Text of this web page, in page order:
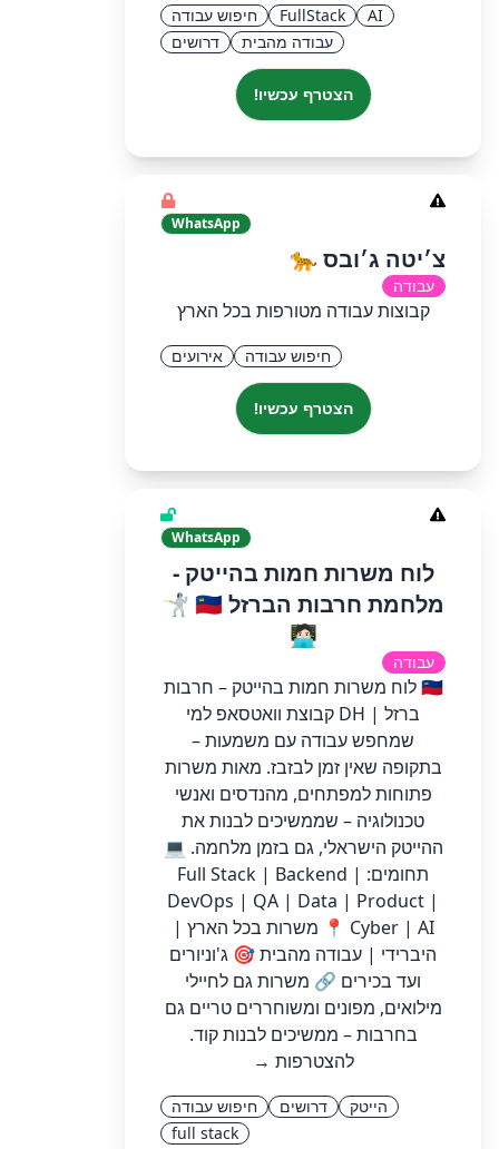
AI
FullStack
חיפוש עבודה
עבודה מהבית
דרושים
הצטרף עכשיו!
WhatsApp
‏צ׳יטה ג׳ובס 🐆
עבודה
קבוצות עבודה מטורפות בכל הארץ
חיפוש עבודה אירועים
הצטרף עכשיו!
WhatsApp
לוח משרות חמות בהייטק -
מלחמת חרבות הברזל 🇮🇱 🤺
🧑🏻‍💻
עבודה
🇮🇱 לוח משרות חמות בהייטק – חרבות
ברזל | DH קבוצת וואטסאפ למי
שמחפש עבודה עם משמעות –
בתקופה שאין זמן לבזבז. מאות משרות
פתוחות למפתחים, מהנדסים ואנשי
טכנולוגיה – שממשיכים לבנות את
ההייטק הישראלי, גם בזמן מלחמה. 💻
תחומים: Full Stack | Backend |
DevOps | QA | Data | Product |
Cyber | AI 📍 משרות בכל הארץ |
היברידי | עבודה מהבית 🎯 ג'וניורים
ועד בכירים 🔗 משרות גם לחיילי
מילואים, מפונים ומשוחררים טריים גם
בחרבות – ממשיכים לבנות קוד.
להצטרפות →
הייטק דרושים
חיפוש עבודה
full stack